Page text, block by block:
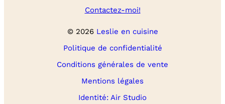
Contactez-moi!
© 2026 Leslie en cuisine
Politique de confidentialité
Conditions générales de vente
Mentions légales
Identité: Air Studio